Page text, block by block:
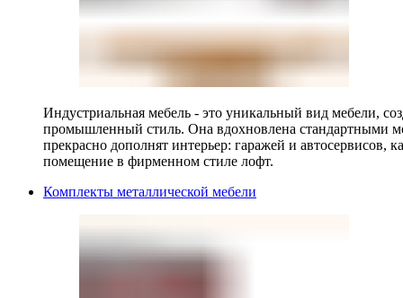
Индустриальная мебель - это уникальный вид мебели,
промышленный стиль. Она вдохновлена стандартными
прекрасно дополнят интерьер: гаражей и автосервисов,
помещение в фирменном стиле лофт.
Комплекты металлической мебели